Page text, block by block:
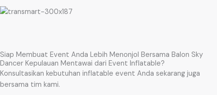
Siap Membuat Event Anda Lebih Menonjol Bersama Balon Sky
Dancer Kepulauan Mentawai dari Event Inflatable?
Konsultasikan kebutuhan inflatable event Anda sekarang juga
bersama tim kami.